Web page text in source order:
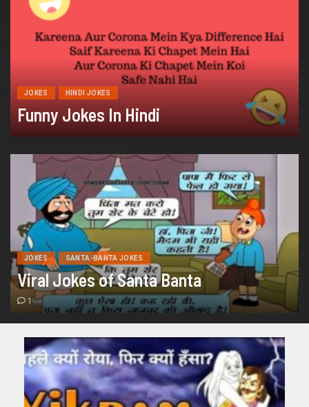
JOKES HINDI JOKES
Funny Jokes In Hindi
JOKES SANTA-BANTA JOKES
Viral Jokes of Santa Banta
1